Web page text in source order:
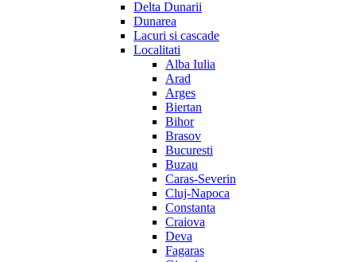
Delta Dunarii
Dunarea
Lacuri si cascade
Localitati
Alba Iulia
Arad
Arges
Biertan
Bihor
Brasov
Bucuresti
Buzau
Caras-Severin
Cluj-Napoca
Constanta
Craiova
Deva
Fagaras